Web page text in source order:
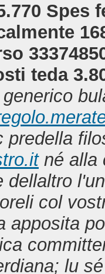
Spes
teda
predella
né alla
dellaltro
col
apposita
lu